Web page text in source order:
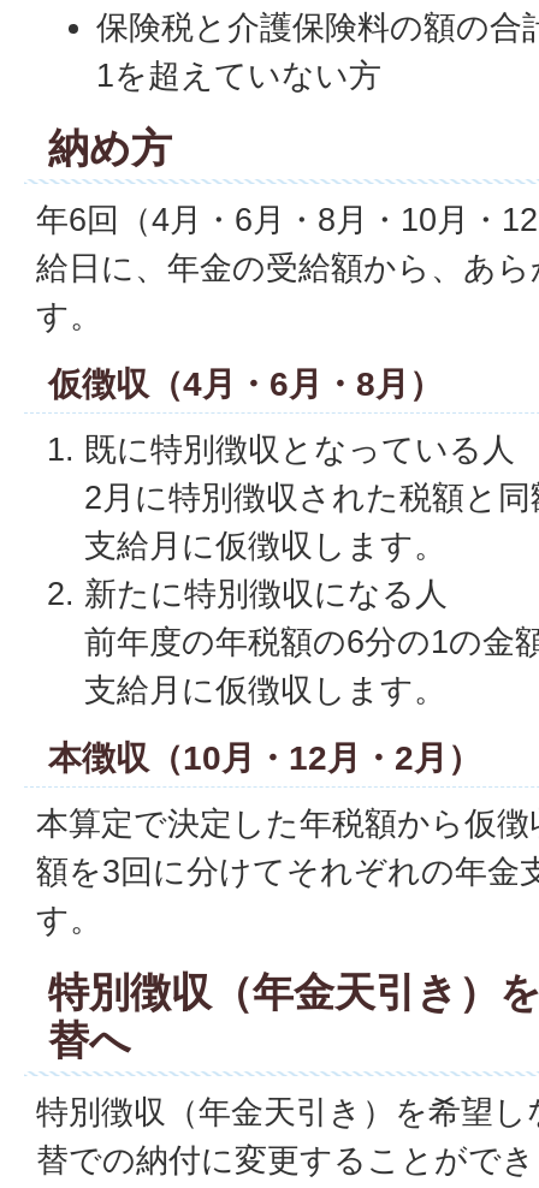
保険税と介護保険料の額の合
1を超えていない方
納め方
年6回（4月・6月・8月・10月・
給日に、年金の受給額から、あ
す。
仮徴収（4月・6月・8月）
既に特別徴収となっている人
2月に特別徴収された税額と
支給月に仮徴収します。
新たに特別徴収になる人
前年度の年税額の6分の1の金
支給月に仮徴収します。
本徴収（10月・12月・2月）
本算定で決定した年税額から仮
額を3回に分けてそれぞれの年金
す。
特別徴収（年金天引き）
替へ
特別徴収（年金天引き）を希望
替での納付に変更することがで